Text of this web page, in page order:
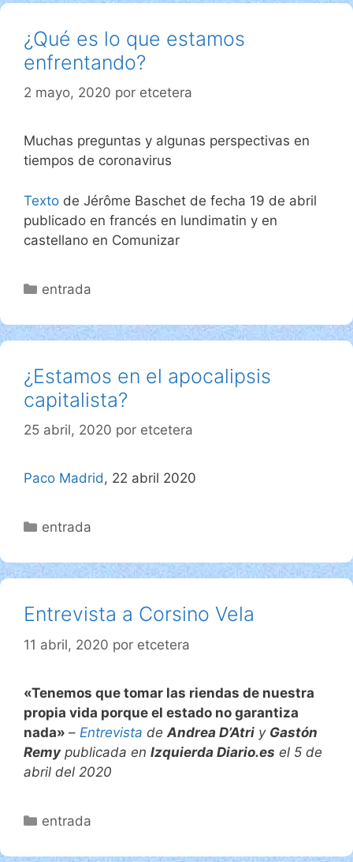
¿Qué es lo que estamos
enfrentando?
2 mayo, 2020 por etcetera
Muchas preguntas y algunas perspectivas en
tiempos de coronavirus
Texto de Jérôme Baschet de fecha 19 de abril
publicado en francés en lundimatin y en
castellano en Comunizar
Categorías
entrada
¿Estamos en el apocalipsis
capitalista?
25 abril, 2020 por etcetera
Paco Madrid, 22 abril 2020
Categorías
entrada
Entrevista a Corsino Vela
11 abril, 2020 por etcetera
«Tenemos que tomar las riendas de nuestra
propia vida porque el estado no garantiza
nada» – Entrevista de Andrea D’Atri y Gastón
Remy publicada en Izquierda Diario.es el 5 de
abril del 2020
Categorías
entrada